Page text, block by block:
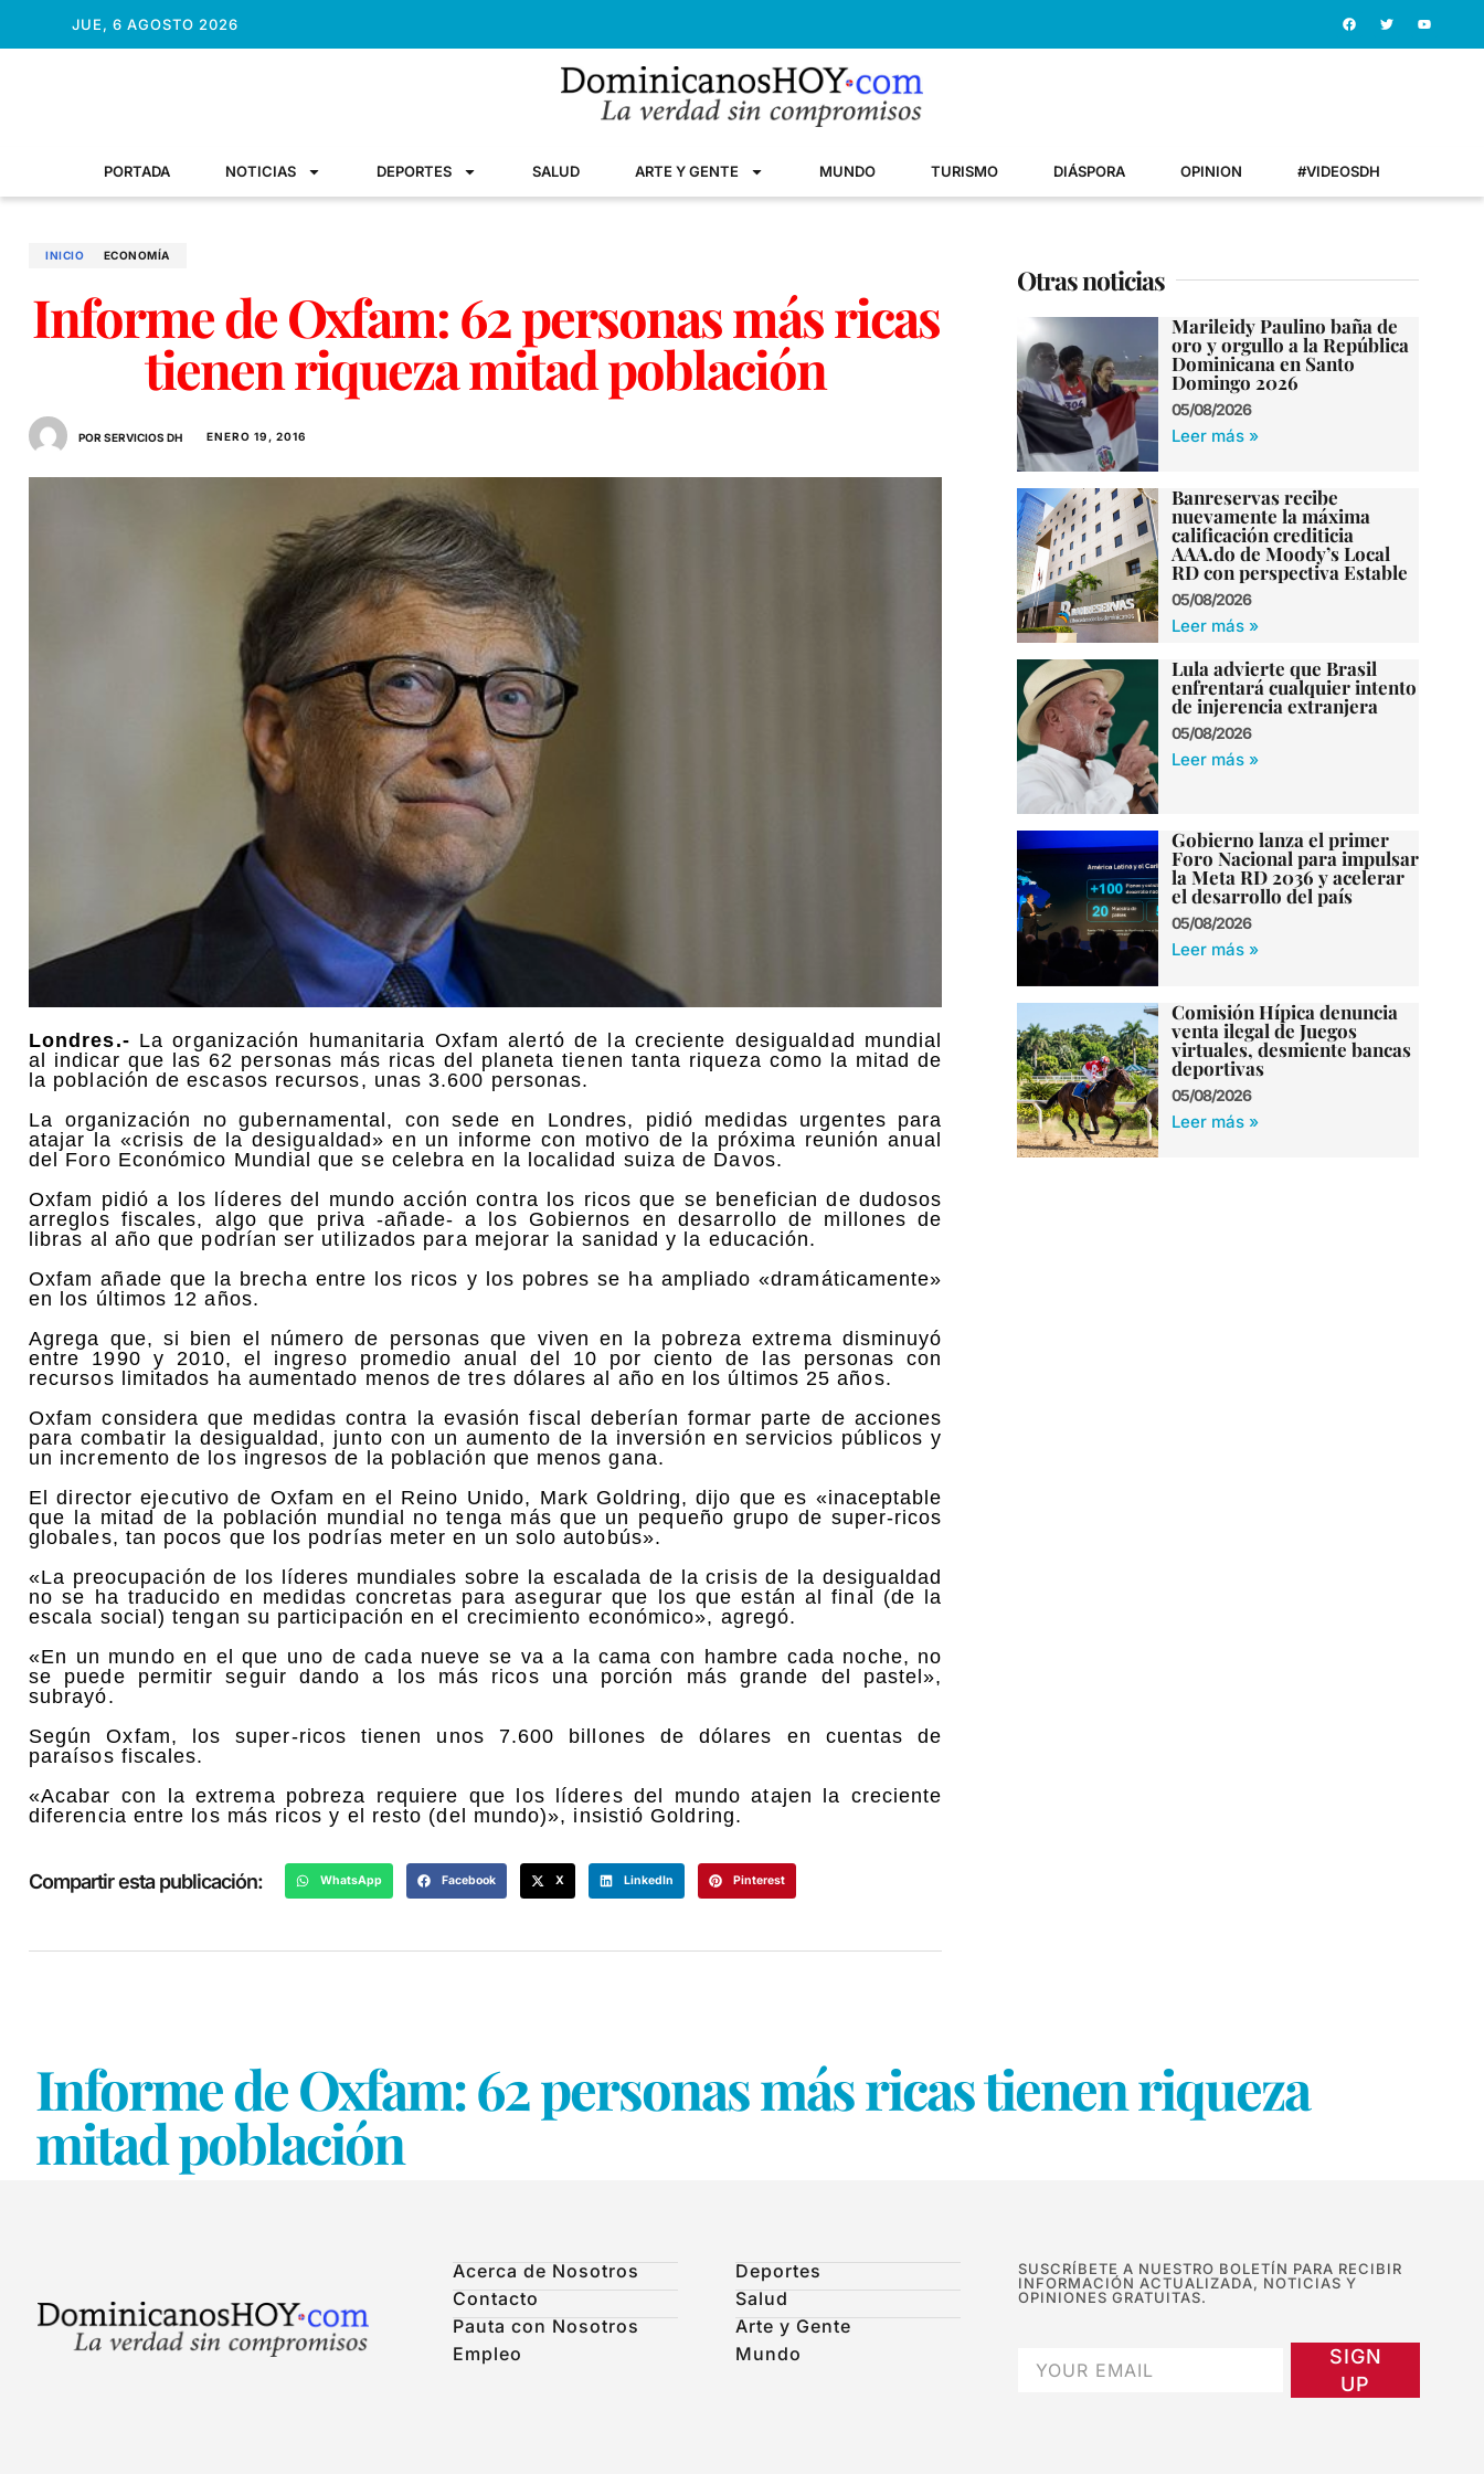
JUE, 6 AGOSTO 2026
PORTADA NOTICIAS DEPORTES SALUD ARTE Y GENTE MUNDO TURISMO DIÁSPORA OPINION #VIDEOSDH
INICIO ECONOMÍ­A
Informe de Oxfam: 62 personas más ricas
tienen riqueza mitad población
POR SERVICIOS DH ENERO 19, 2016
Londres.- La organización humanitaria Oxfam alertó de la creciente desigualdad mundial
al indicar que las 62 personas más ricas del planeta tienen tanta riqueza como la mitad de
la población de escasos recursos, unas 3.600 personas.
La organización no gubernamental, con sede en Londres, pidió medidas urgentes para
atajar la «crisis de la desigualdad» en un informe con motivo de la próxima reunión anual
del Foro Económico Mundial que se celebra en la localidad suiza de Davos.
Oxfam pidió a los líderes del mundo acción contra los ricos que se benefician de dudosos
arreglos fiscales, algo que priva -añade- a los Gobiernos en desarrollo de millones de
libras al año que podrían ser utilizados para mejorar la sanidad y la educación.
Oxfam añade que la brecha entre los ricos y los pobres se ha ampliado «dramáticamente»
en los últimos 12 años.
Agrega que, si bien el número de personas que viven en la pobreza extrema disminuyó
entre 1990 y 2010, el ingreso promedio anual del 10 por ciento de las personas con
recursos limitados ha aumentado menos de tres dólares al año en los últimos 25 años.
Oxfam considera que medidas contra la evasión fiscal deberían formar parte de acciones
para combatir la desigualdad, junto con un aumento de la inversión en servicios públicos y
un incremento de los ingresos de la población que menos gana.
El director ejecutivo de Oxfam en el Reino Unido, Mark Goldring, dijo que es «inaceptable
que la mitad de la población mundial no tenga más que un pequeño grupo de super-ricos
globales, tan pocos que los podrías meter en un solo autobús».
«La preocupación de los líderes mundiales sobre la escalada de la crisis de la desigualdad
no se ha traducido en medidas concretas para asegurar que los que están al final (de la
escala social) tengan su participación en el crecimiento económico», agregó.
«En un mundo en el que uno de cada nueve se va a la cama con hambre cada noche, no
se puede permitir seguir dando a los más ricos una porción más grande del pastel»,
subrayó.
Según Oxfam, los super-ricos tienen unos 7.600 billones de dólares en cuentas de
paraísos fiscales.
«Acabar con la extrema pobreza requiere que los líderes del mundo atajen la creciente
diferencia entre los más ricos y el resto (del mundo)», insistió Goldring.
Compartir esta publicación: WhatsApp Facebook X LinkedIn Pinterest
Otras noticias
Marileidy Paulino baña de
oro y orgullo a la República
Dominicana en Santo
Domingo 2026
05/08/2026
Leer más »
Banreservas recibe
nuevamente la máxima
calificación crediticia
AAA.do de Moody’s Local
RD con perspectiva Estable
05/08/2026
Leer más »
Lula advierte que Brasil
enfrentará cualquier intento
de injerencia extranjera
05/08/2026
Leer más »
Gobierno lanza el primer
Foro Nacional para impulsar
la Meta RD 2036 y acelerar
el desarrollo del país
05/08/2026
Leer más »
Comisión Hípica denuncia
venta ilegal de Juegos
virtuales, desmiente bancas
deportivas
05/08/2026
Leer más »
Informe de Oxfam: 62 personas más ricas tienen riqueza
mitad población
Acerca de Nosotros
Contacto
Pauta con Nosotros
Empleo
Deportes
Salud
Arte y Gente
Mundo
SUSCRÍBETE A NUESTRO BOLETÍN PARA RECIBIR
INFORMACIÓN ACTUALIZADA, NOTICIAS Y
OPINIONES GRATUITAS.
SIGN
UP